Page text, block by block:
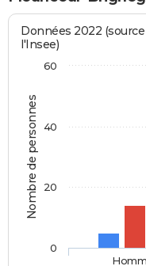
Nombre de personnes
Données 2022
l'Insee)
0
20
40
60